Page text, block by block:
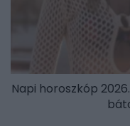
Napi horoszkóp